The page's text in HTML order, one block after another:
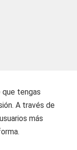
tengas
A través de
más